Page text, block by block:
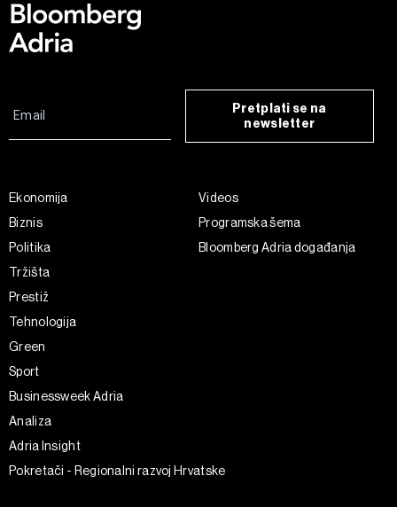
Pretplati se na
newsletter
Ekonomija
Biznis
Politika
Tržišta
Prestiž
Tehnologija
Green
Sport
Businessweek Adria
Analiza
Adria Insight
Pokretači - Regionalni razvoj Hrvatske
Videos
Programska šema
Bloomberg Adria događanja